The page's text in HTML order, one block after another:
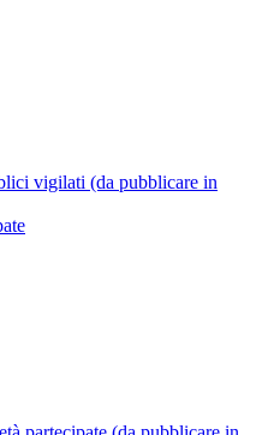
vigilati (da pubblicare in